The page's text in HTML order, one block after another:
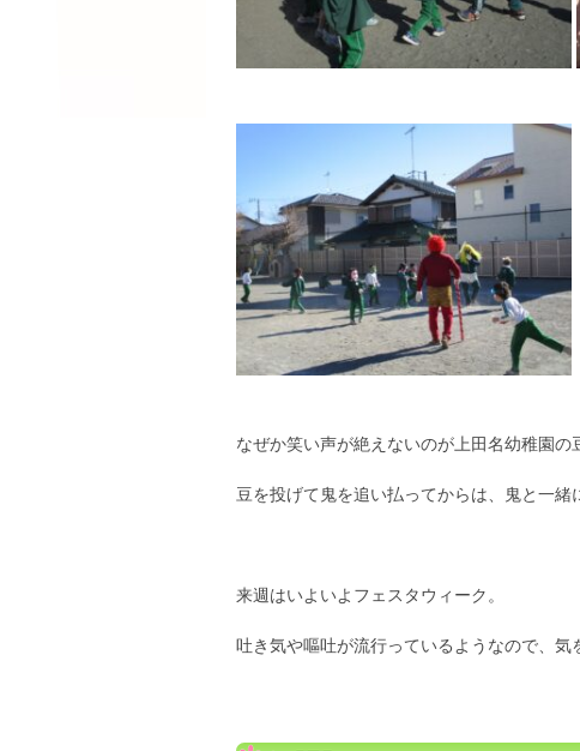
なぜか笑い声が絶えないのが上田名幼稚園の
豆を投げて鬼を追い払ってからは、鬼と一緒
来週はいよいよフェスタウィーク。
吐き気や嘔吐が流行っているようなので、気